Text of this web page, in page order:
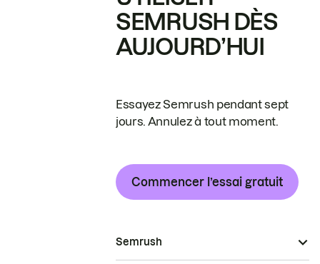
SEMRUSH DÈS
AUJOURD’HUI
Essayez Semrush pendant sept
jours. Annulez à tout moment.
Commencer l’essai gratuit
Semrush